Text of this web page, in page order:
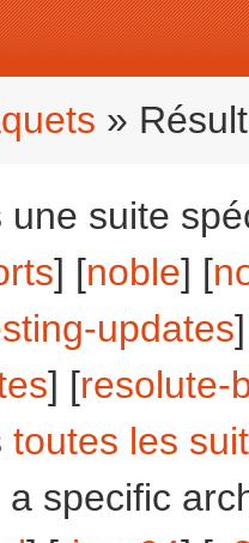
»
suite
] [noble] [
updates
] [resolute-
toutes les
specific